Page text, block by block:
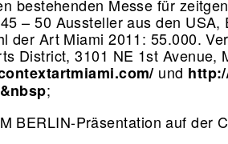
bestehenden Messe für
– 50 Aussteller aus den USA,
der Art Miami 2011: 55.000.
District, 3101 NE 1st Avenue,
und
;
BERLIN-Präsentation auf der